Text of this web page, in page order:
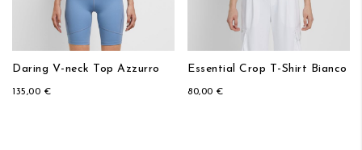
Daring V-neck Top Azzurro
135,00 €
Essential Crop T-Shirt Bianco
80,00 €